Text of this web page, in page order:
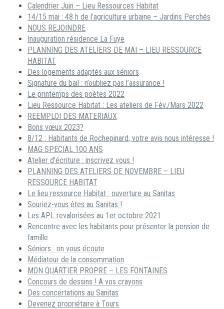
Calendrier Juin – Lieu Ressources Habitat
14/15 mai : 48 h de l’agriculture urbaine – Jardins Perchés
NOUS REJOINDRE
Inauguration résidence La Fuye
PLANNING DES ATELIERS DE MAI – LIEU RESSOURCE
HABITAT
Des logements adaptés aux séniors
Signature du bail : n’oubliez pas l’assurance !
Le printemps des poètes 2022
Lieu Ressource Habitat : Les ateliers de Fév./Mars 2022
REEMPLOI DES MATERIAUX
Bons vœux 2023?
8/12 : Habitants de Rochepinard, votre avis nous intéresse !
MAG SPECIAL 100 ANS
Atelier d’écriture : inscrivez vous !
PLANNING DES ATELIERS DE NOVEMBRE – LIEU
RESSOURCE HABITAT
Le lieu ressource Habitat : ouverture au Sanitas
Souriez-vous êtes au Sanitas !
Les APL revalorisées au 1er octobre 2021
Rencontre avec les habitants pour présenter la pension de
famille
Séniors : on vous écoute
Médiateur de la consommation
MON QUARTIER PROPRE – LES FONTAINES
Concours de dessins ! A vos crayons
Des concertations au Sanitas
Devenez propriétaire à Tours